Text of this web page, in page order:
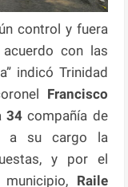
control y fuera
con las
indicó Trinidad
Francisco
34 compañía de
a su cargo la
y por el
Raile